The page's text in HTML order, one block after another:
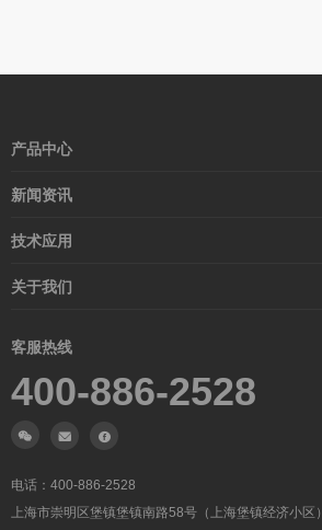
产品中心
接近开关
路灯控制器
新闻资讯
企业新闻
技术应用
技术支持
常见问题
关于我们
联系我们
在线留言
客服热线
400-886-2528
电话： 400-886-2528
上海市崇明区堡镇堡镇南路58号（上海堡镇经济小区）